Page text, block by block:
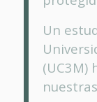
Un
(UC3M)